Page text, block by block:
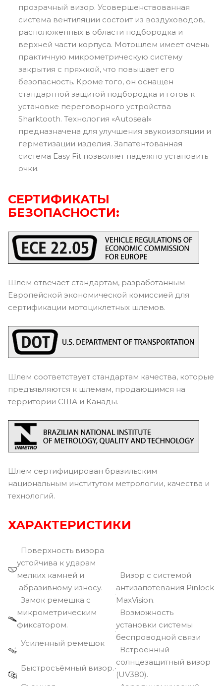
прозрачный визор. Усовершенствованная
система вентиляции состоит из воздуховодов,
расположенных в области подбородка и
верхней части корпуса. Мотошлем имеет очень
практичную микрометрическую систему
закрытия с пряжкой, что повышает его
безопасность. Кроме того, он оснащен
стандартной защитой подбородка и готов к
установке переговорного устройства
Sharktooth. Технология «Autoseal»
предназначена для улучшения звукоизоляции и
герметизации изделия. Запатентованная
система Easy Fit позволяет надежно установить
очки.
СЕРТИФИКАТЫ
БЕЗОПАСНОСТИ:
Шлем отвечает стандартам, разработанным
Европейской экономической комиссией для
сертификации мотоциклетных шлемов.
Шлем соответствует стандартам качества, которые
предъявляются к шлемам, продающимся на
территории США и Канады.
Шлем сертифицирован бразильским
национальным институтом метрологии, качества и
технологий.
ХАРАКТЕРИСТИКИ
Поверхность визора
устойчива к ударам
мелких камней и
абразивному износу.
Замок ремешка с
микрометрическим
фиксатором.
Усиленный ремешок
Быстросъёмный визор.
Визор с системой
антизапотевания Pinlock
MaxVision.
Возможность
установки системы
беспроводной связи
Встроенный
солнцезащитный визор
(UV380).